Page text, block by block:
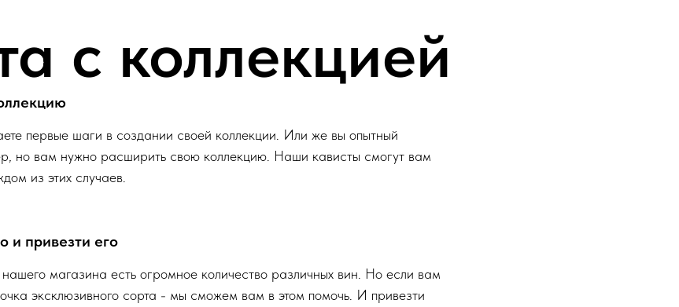
с коллекцией
первые шаги в создании своей коллекции. Или же вы опытный
но вам нужно расширить свою коллекцию. Наши кависты смогут вам
из этих случаев.
и привезти его
магазина есть огромное количество различных вин. Но если вам
эксклюзивного сорта - мы сможем вам в этом помочь. И привезти